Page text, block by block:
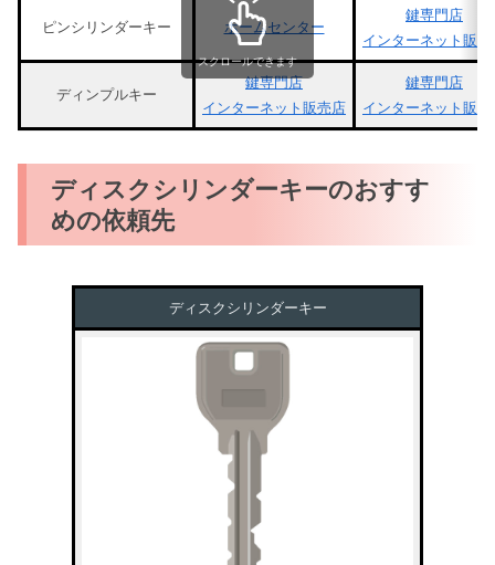
ピンシリンダーキー ホームセンター
鍵専門店
インターネット販売
ディンプルキー
鍵専門店
インターネット販売店
鍵専門店
インターネット販売
スクロールできます
ディスクシリンダーキーのおすす
めの依頼先
ディスクシリンダーキー